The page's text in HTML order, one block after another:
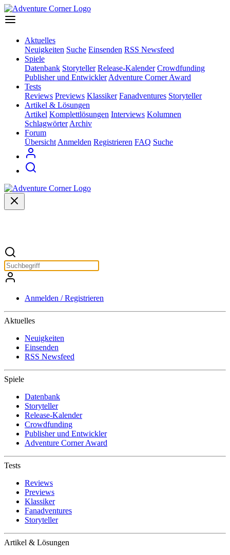
Aktuelles
Neuigkeiten Suche Einsenden RSS Newsfeed
Spiele
Datenbank Storyteller Release-Kalender Crowdfunding
Publisher und Entwickler Adventure Corner Award
Tests
Reviews Previews Klassiker Fanadventures Storyteller
Artikel & Lösungen
Artikel Komplettlösungen Interviews Kolumnen
Schlagwörter Archiv
Forum
Übersicht Anmelden Registrieren FAQ Suche
Anmelden / Registrieren
Aktuelles
Neuigkeiten
Einsenden
RSS Newsfeed
Spiele
Datenbank
Storyteller
Release-Kalender
Crowdfunding
Publisher und Entwickler
Adventure Corner Award
Tests
Reviews
Previews
Klassiker
Fanadventures
Storyteller
Artikel & Lösungen